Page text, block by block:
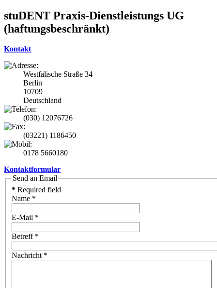
stuDENT Praxis-Dienstleistungs UG
(haftungsbeschränkt)
Kontakt
Westfälische Straße 34
Berlin
10709
Deutschland
(030) 12076726
(03221) 1186450
0178 5660180
Kontaktformular
Send an Email
* Required field
Name *
E-Mail *
Betreff*
Nachricht *